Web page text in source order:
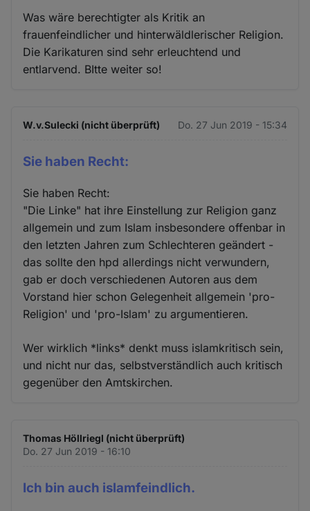
Was wäre berechtigter als Kritik an
frauenfeindlicher und hinterwäldlerischer Religion.
Die Karikaturen sind sehr erleuchtend und
entlarvend. BItte weiter so!
W.v.Sulecki (nicht überprüft) Do. 27 Jun 2019 - 15:34
Sie haben Recht:
Sie haben Recht:
"Die Linke" hat ihre Einstellung zur Religion ganz
allgemein und zum Islam insbesondere offenbar in
den letzten Jahren zum Schlechteren geändert -
das sollte den hpd allerdings nicht verwundern,
gab er doch verschiedenen Autoren aus dem
Vorstand hier schon Gelegenheit allgemein 'pro-
Religion' und 'pro-Islam' zu argumentieren.
Wer wirklich *links* denkt muss islamkritisch sein,
und nicht nur das, selbstverständlich auch kritisch
gegenüber den Amtskirchen.
Thomas Höllriegl (nicht überprüft)
Do. 27 Jun 2019 - 16:10
Ich bin auch islamfeindlich.